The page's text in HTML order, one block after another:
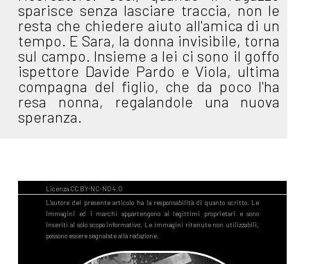
sparisce senza lasciare traccia, non le
resta che chiedere aiuto all'amica di un
tempo. E Sara, la donna invisibile, torna
sul campo. Insieme a lei ci sono il goffo
ispettore Davide Pardo e Viola, ultima
compagna del figlio, che da poco l'ha
resa nonna, regalandole una nuova
speranza.